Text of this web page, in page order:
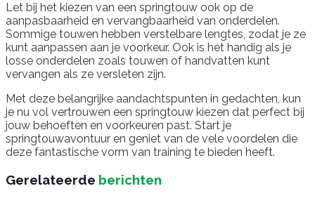
Let bij het kiezen van een springtouw ook op de
aanpasbaarheid en vervangbaarheid van onderdelen.
Sommige touwen hebben verstelbare lengtes, zodat je ze
kunt aanpassen aan je voorkeur. Ook is het handig als je
losse onderdelen zoals touwen of handvatten kunt
vervangen als ze versleten zijn.
Met deze belangrijke aandachtspunten in gedachten, kun
je nu vol vertrouwen een springtouw kiezen dat perfect bij
jouw behoeften en voorkeuren past. Start je
springtouwavontuur en geniet van de vele voordelen die
deze fantastische vorm van training te bieden heeft.
Gerelateerde berichten